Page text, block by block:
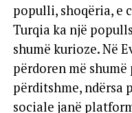
populli, shoqëria, e
Turqia ka një
shumë kurioze. Në
përdoren më
përditshme,
sociale janë